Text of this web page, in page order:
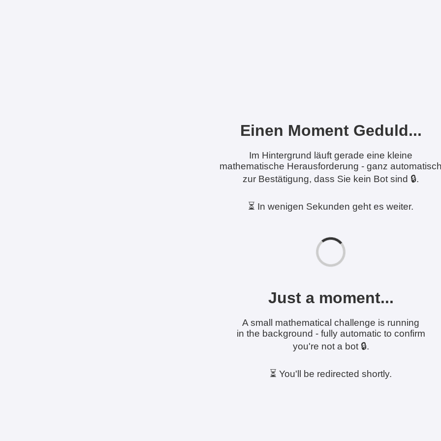
Einen Moment Geduld...
Im Hintergrund läuft gerade eine kleine
mathematische Herausforderung - ganz
zur Bestätigung, dass Sie kein Bot sind 🔒.
⏳ In wenigen Sekunden geht es weiter.
Just a moment...
A small mathematical challenge is running
in the background - fully automatic to confirm
you're not a bot 🔒.
⏳ You'll be redirected shortly.